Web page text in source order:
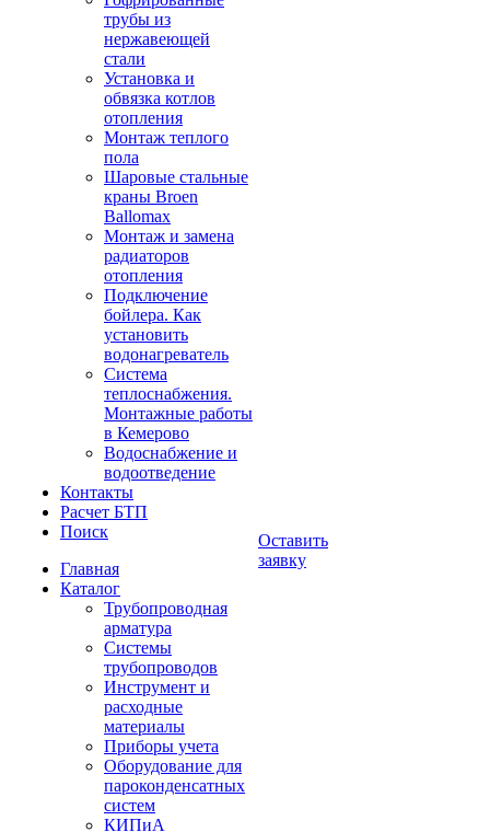
трубы из
нержавеющей
стали
Установка и
обвязка котлов
отопления
Монтаж теплого
пола
Шаровые стальные
краны Broen
Ballomax
Монтаж и замена
радиаторов
отопления
Подключение
бойлера. Как
установить
водонагреватель
Система
теплоснабжения.
Монтажные работы
в Кемерово
Водоснабжение и
водоотведение
Контакты
Расчет БТП
Поиск
Главная
Каталог
Трубопроводная
арматура
Системы
трубопроводов
Инструмент и
расходные
материалы
Приборы учета
Оборудование для
пароконденсатных
систем
КИПиА
Оставить
заявку